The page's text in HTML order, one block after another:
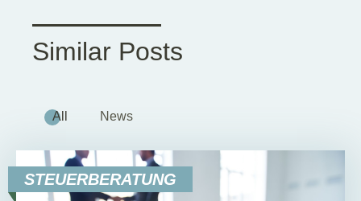
Similar Posts
All News
STEUERBERATUNG